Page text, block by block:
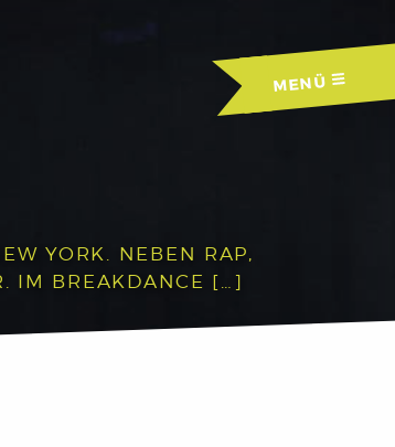
MENÜ
YORK. NEBEN RAP,
IM BREAKDANCE […]